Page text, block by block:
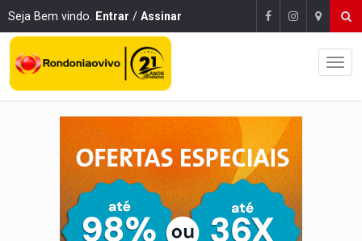
Seja Bem vindo. Entrar / Assinar